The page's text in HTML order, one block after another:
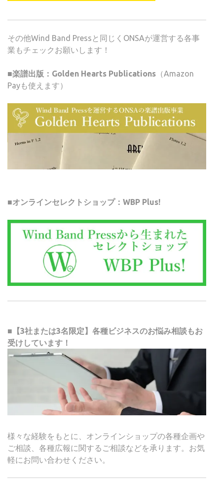
その他Wind Band Pressと同じくONSAが運営する各事
業もチェックお願いします！
■楽譜出版：Golden Hearts Publications （Amazon
Payも使えます）
■オンラインセレクトショップ：WBP Plus!
■【3社または3名限定】各種ビジネスのお悩み相談もお
受けしています！
様々な経験をもとに、オンラインショップの各種企画や
ご相談、各種広報に関するご相談などを承ります。お気
軽にお問い合わせください。